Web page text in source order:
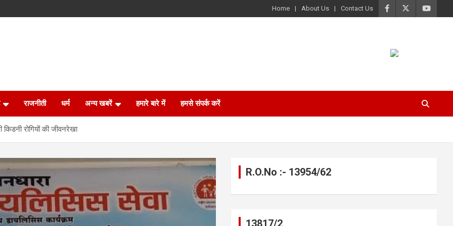
Home About Us Contact Us
राजनीती धर्म अन्य खबरें हमारे बारे में हमसे संपर्क करें
रोगियों की जीवनरेखा
R.O.No :- 13954/62
13817/2